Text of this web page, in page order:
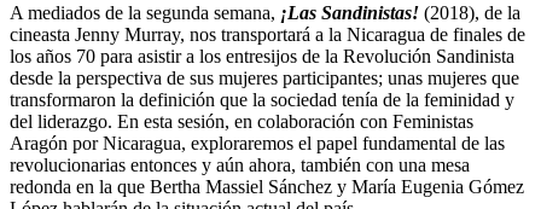
A mediados de la segunda semana, ¡Las Sandinistas! (2018), de la
cineasta Jenny Murray, nos transportará a la Nicaragua de finales de
los años 70 para asistir a los entresijos de la Revolución Sandinista
desde la perspectiva de sus mujeres participantes; unas mujeres que
transformaron la definición que la sociedad tenía de la feminidad y
del liderazgo. En esta sesión, en colaboración con Feministas
Aragón por Nicaragua, exploraremos el papel fundamental de las
revolucionarias entonces y aún ahora, también con una mesa
redonda en la que Bertha Massiel Sánchez y María Eugenia Gómez